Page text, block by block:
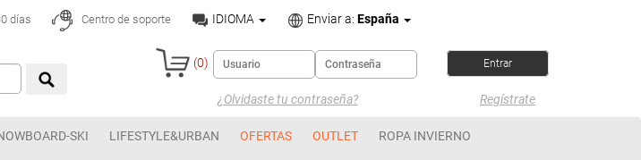
días Centro de soporte IDIOMA Enviar a: España
(0)
¿Olvidaste tu contraseña? Regístrate
SKI LIFESTYLE&URBAN OFERTAS OUTLET ROPA INVIERNO